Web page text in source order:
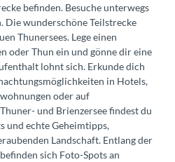
befinden. Besuche unterwegs
Die wunderschöne Teilstrecke
Thunersees. Lege einen
oder Thun ein und gönne dir eine
lohnt sich. Erkunde dich
in Hotels,
oder auf
und Brienzersee findest du
und echte Geheimtipps,
Landschaft. Entlang der
sich Foto-Spots an